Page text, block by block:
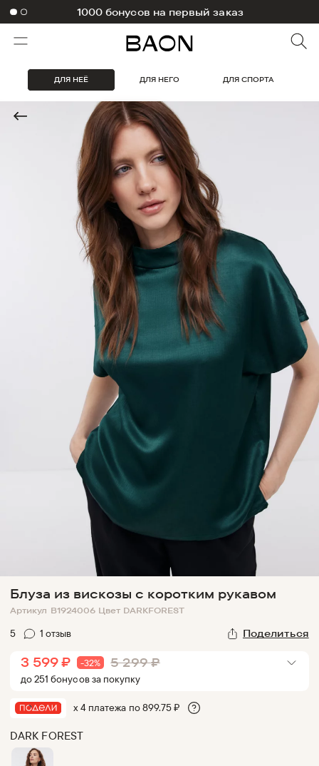
1000 бонусов на первый заказ
ДЛЯ НЕЁ ДЛЯ НЕГО ДЛЯ СПОРТА
Блуза из вискозы с коротким рукавом
Артикул B1924006 Цвет DARKFOREST
5 1 отзыв Поделиться
3 599 ₽ -32% 5 299 ₽
до251 бонусовза покупку
х 4 платежа по899.75₽
DARK FOREST